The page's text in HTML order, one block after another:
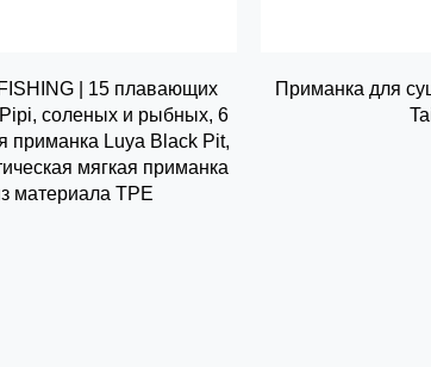
| 15 плавающих
Pipi, соленых и рыбных, 6
приманка Luya Black Pit,
мягкая приманка
материала TPE
Приманка для